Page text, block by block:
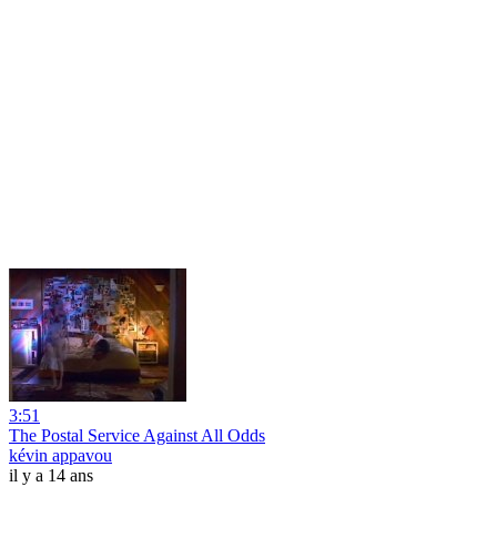
3:51
The Postal Service Against All Odds
kévin appavou
il y a 14 ans